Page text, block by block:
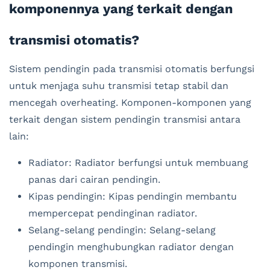
komponennya yang terkait dengan
transmisi otomatis?
Sistem pendingin pada transmisi otomatis berfungsi
untuk menjaga suhu transmisi tetap stabil dan
mencegah overheating. Komponen-komponen yang
terkait dengan sistem pendingin transmisi antara
lain:
Radiator: Radiator berfungsi untuk membuang
panas dari cairan pendingin.
Kipas pendingin: Kipas pendingin membantu
mempercepat pendinginan radiator.
Selang-selang pendingin: Selang-selang
pendingin menghubungkan radiator dengan
komponen transmisi.